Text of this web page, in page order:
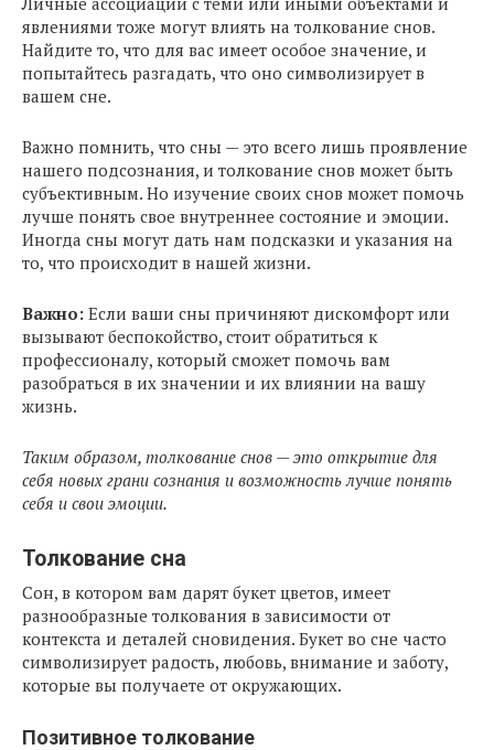
явлениями тоже могут влиять на толкование снов.
Найдите то, что для вас имеет особое значение, и
попытайтесь разгадать, что оно символизирует в
вашем сне.
Важно помнить, что сны — это всего лишь проявление
нашего подсознания, и толкование снов может быть
субъективным. Но изучение своих снов может помочь
лучше понять свое внутреннее состояние и эмоции.
Иногда сны могут дать нам подсказки и указания на
то, что происходит в нашей жизни.
Важно: Если ваши сны причиняют дискомфорт или
вызывают беспокойство, стоит обратиться к
профессионалу, который сможет помочь вам
разобраться в их значении и их влиянии на вашу
жизнь.
Таким образом, толкование снов — это открытие для
себя новых грани сознания и возможность лучше понять
себя и свои эмоции.
Толкование сна
Сон, в котором вам дарят букет цветов, имеет
разнообразные толкования в зависимости от
контекста и деталей сновидения. Букет во сне часто
символизирует радость, любовь, внимание и заботу,
которые вы получаете от окружающих.
Позитивное толкование